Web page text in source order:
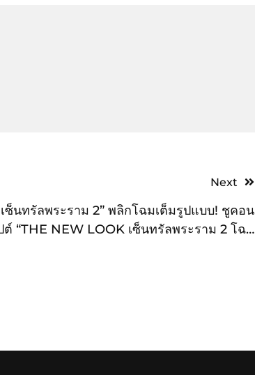
Next
ซ็นทรัลพระราม 2” พลิกโฉมเต็มรูปแบบ! ชูคอน
ต์ “THE NEW LOOK เซ็นทรัลพระราม 2 โฉม